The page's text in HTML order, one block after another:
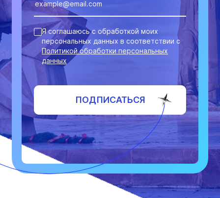
Я соглашаюсь с обработкой моих
персональных данных в соответствии с
Политикой обработки персональных
данных
ПОДПИСАТЬСЯ